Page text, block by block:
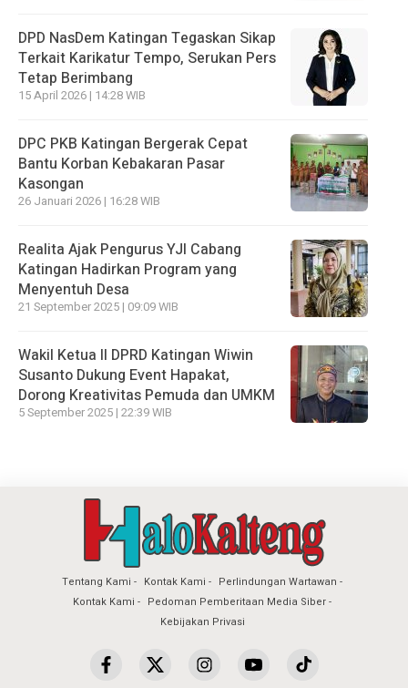
DPD NasDem Katingan Tegaskan Sikap
Terkait Karikatur Tempo, Serukan Pers
Tetap Berimbang
15 April 2026 | 14:28 WIB
DPC PKB Katingan Bergerak Cepat
Bantu Korban Kebakaran Pasar
Kasongan
26 Januari 2026 | 16:28 WIB
Realita Ajak Pengurus YJI Cabang
Katingan Hadirkan Program yang
Menyentuh Desa
21 September 2025 | 09:09 WIB
Wakil Ketua II DPRD Katingan Wiwin
Susanto Dukung Event Hapakat,
Dorong Kreativitas Pemuda dan UMKM
5 September 2025 | 22:39 WIB
Tentang Kami Kontak Kami
Perlindungan Wartawan
Kontak Kami
Pedoman Pemberitaan Media Siber
Kebijakan Privasi